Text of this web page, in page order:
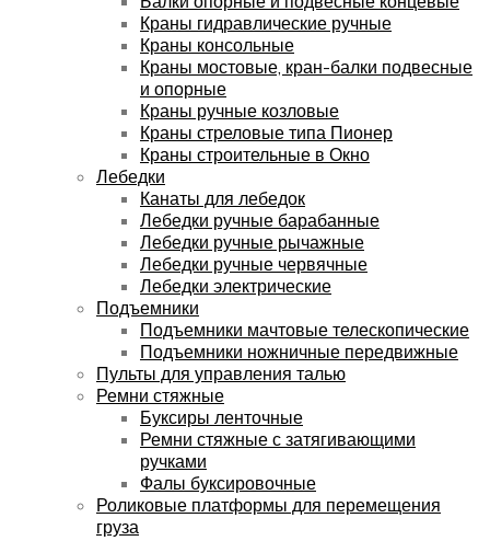
Краны гидравлические ручные
Краны консольные
Краны мостовые, кран-балки подвесные
и опорные
Краны ручные козловые
Краны стреловые типа Пионер
Краны строительные в Окно
Лебедки
Канаты для лебедок
Лебедки ручные барабанные
Лебедки ручные рычажные
Лебедки ручные червячные
Лебедки электрические
Подъемники
Подъемники мачтовые телескопические
Подъемники ножничные передвижные
Пульты для управления талью
Ремни стяжные
Буксиры ленточные
Ремни стяжные с затягивающими
ручками
Фалы буксировочные
Роликовые платформы для перемещения
груза